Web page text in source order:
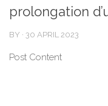
prolongation
BY · 30 APRIL 2023
Post Content